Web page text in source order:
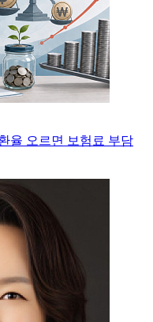
율 오르면 보험료 부담